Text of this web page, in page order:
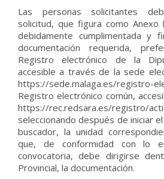
Las personas solicitantes
solicitud, que figura como Anexo
debidamente cumplimentada y
documentación requerida,
Registro electrónico de la
accesible a través de la sede
https://sede.malaga.es/
Registro electrónico común,
https://rec.redsara.es/registro/
seleccionando después de iniciar
buscador, la unidad
que, de conformidad con lo
convocatoria, debe dirigirse
Provincial, la documentación.